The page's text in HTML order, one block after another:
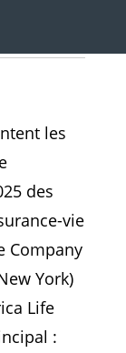
les
des
vie
Company
York)
Life
: